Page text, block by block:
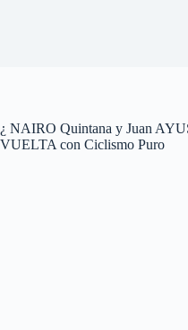
¿ NAIRO Quintana y Juan
VUELTA con Ciclismo Puro